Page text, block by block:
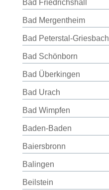
Bad Friedrichshall
Bad Mergentheim
Bad Peterstal-Griesbach
Bad Schönborn
Bad Überkingen
Bad Urach
Bad Wimpfen
Baden-Baden
Baiersbronn
Balingen
Beilstein